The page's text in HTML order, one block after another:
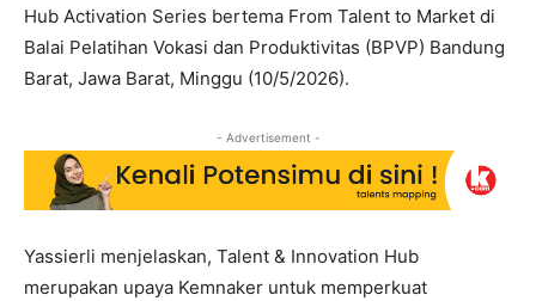
Hub Activation Series bertema From Talent to Market di
Balai Pelatihan Vokasi dan Produktivitas (BPVP) Bandung
Barat, Jawa Barat, Minggu (10/5/2026).
- Advertisement -
Yassierli menjelaskan, Talent & Innovation Hub
merupakan upaya Kemnaker untuk memperkuat